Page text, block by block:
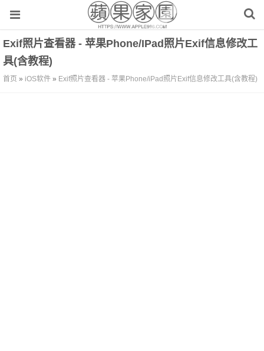
Exif照片查看器 - 苹果Phone/iPad照片Exif信息修改工
具(含教程)
首页 » iOS软件 » Exif照片查看器 - 苹果Phone/iPad照片Exif信息修改工具(含教程)